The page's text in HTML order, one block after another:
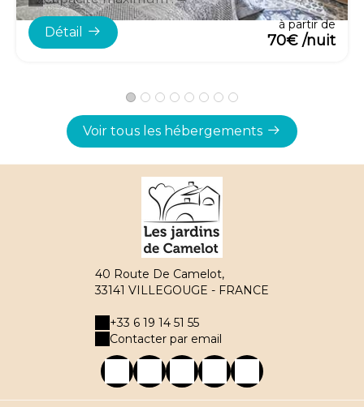
Détail
à partir de
70€ /nuit
Voir tous les hébergements
40 Route De Camelot,
33141 VILLEGOUGE - FRANCE
+33 6 19 14 51 55
Contacter par email